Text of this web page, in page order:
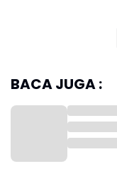
adalah Lolly
Hariyono, dan
Komisioner KPU
BACA JUGA :